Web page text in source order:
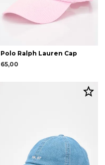
Polo Ralph Lauren Cap
65,00